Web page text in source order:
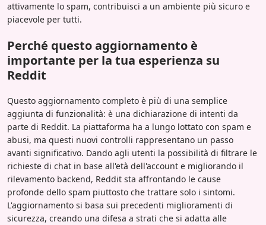
attivamente lo spam, contribuisci a un ambiente più sicuro e
piacevole per tutti.
Perché questo aggiornamento è
importante per la tua esperienza su
Reddit
Questo aggiornamento completo è più di una semplice
aggiunta di funzionalità: è una dichiarazione di intenti da
parte di Reddit. La piattaforma ha a lungo lottato con spam e
abusi, ma questi nuovi controlli rappresentano un passo
avanti significativo. Dando agli utenti la possibilità di filtrare le
richieste di chat in base all'età dell'account e migliorando il
rilevamento backend, Reddit sta affrontando le cause
profonde dello spam piuttosto che trattare solo i sintomi.
L'aggiornamento si basa sui precedenti miglioramenti di
sicurezza, creando una difesa a strati che si adatta alle